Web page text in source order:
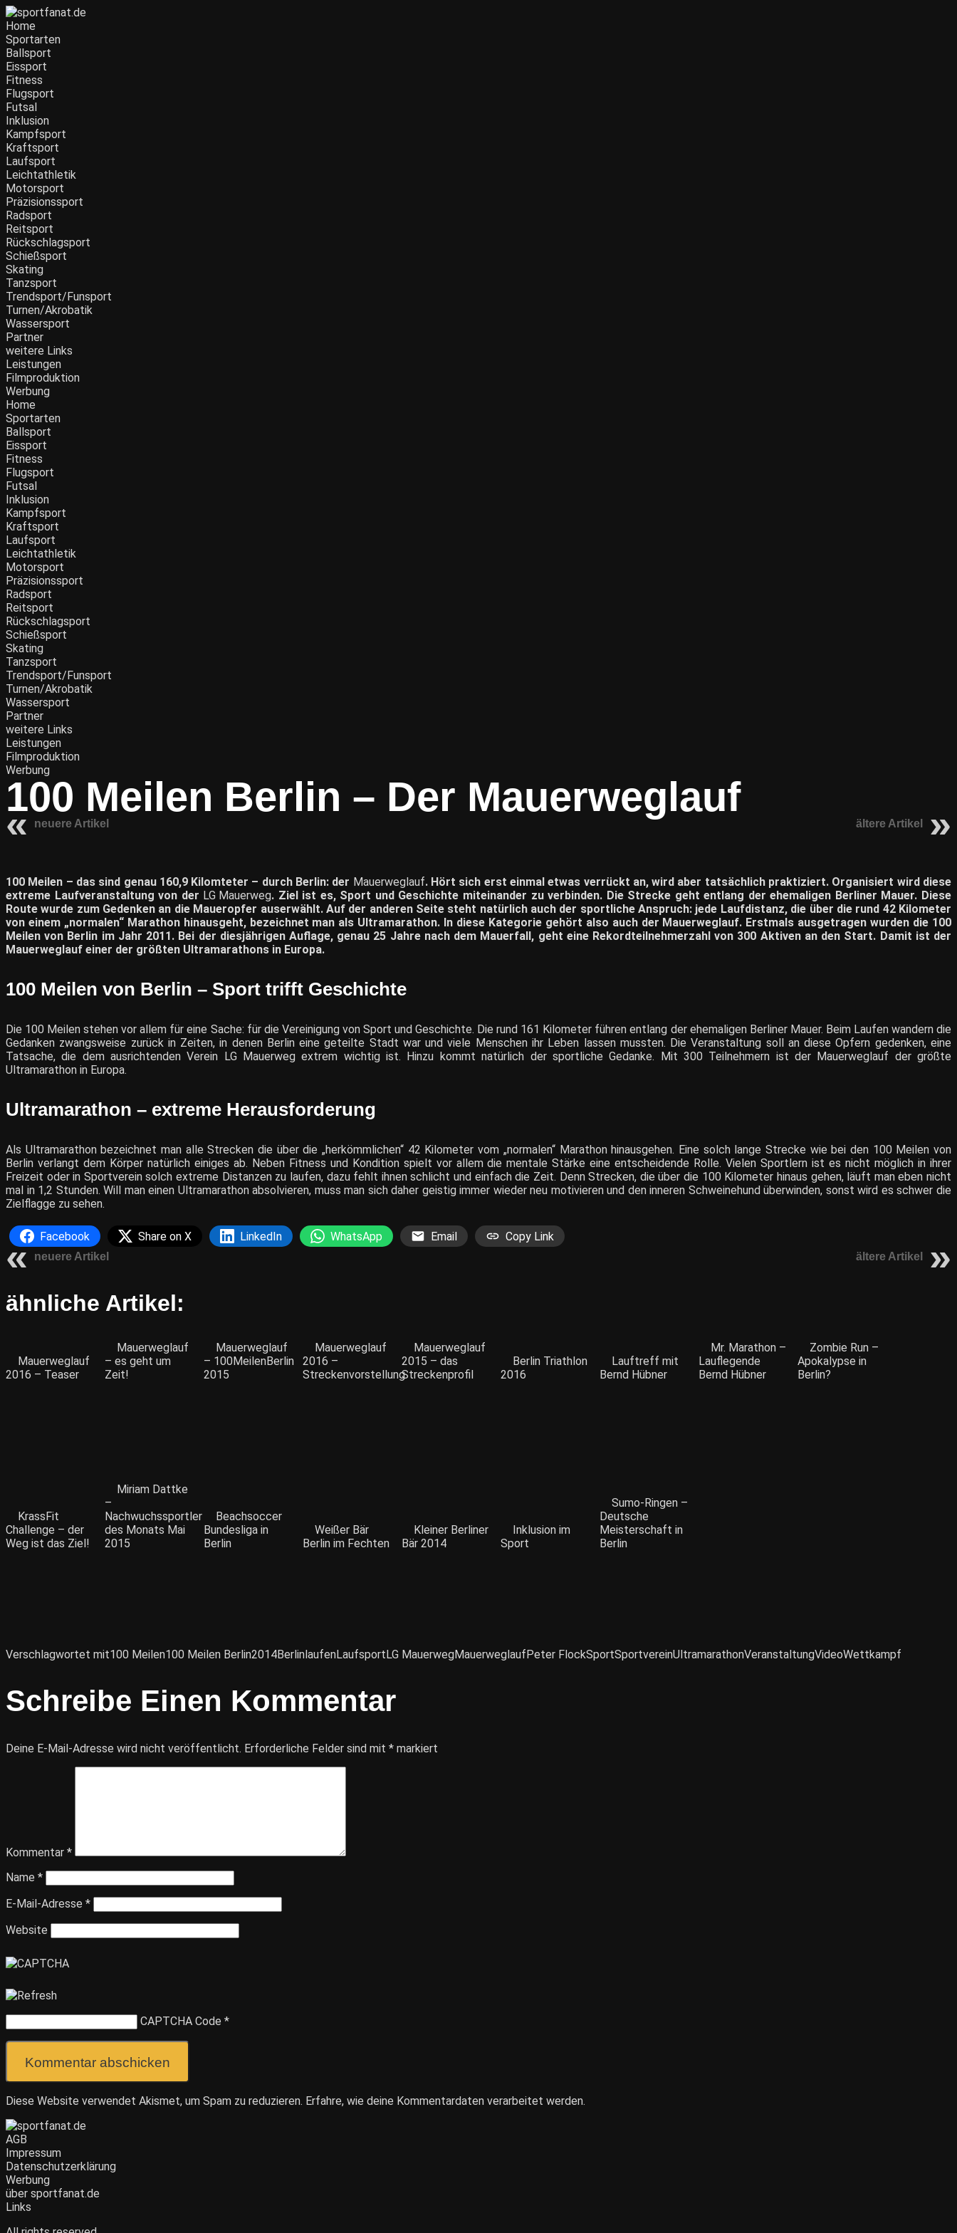
Zum
Inhalt
wechseln
Home
Sportarten
Ballsport
Eissport
Fitness
Flugsport
Futsal
Inklusion
Kampfsport
Kraftsport
Laufsport
Leichtathletik
Motorsport
Präzisionssport
Radsport
Reitsport
Rückschlagsport
Schießsport
Skating
Tanzsport
Trendsport/Funsport
Turnen/Akrobatik
Wassersport
Partner
weitere Links
Leistungen
Filmproduktion
Werbung
Menü
Home
Sportarten
Ballsport
Eissport
Fitness
Flugsport
Futsal
Inklusion
Kampfsport
Kraftsport
Laufsport
Leichtathletik
Motorsport
Präzisionssport
Radsport
Reitsport
Rückschlagsport
Schießsport
Skating
Tanzsport
Trendsport/Funsport
Turnen/Akrobatik
Wassersport
Partner
weitere Links
Leistungen
Filmproduktion
Werbung
100 Meilen Berlin – Der Mauerweglauf
neuere Artikel ältere Artikel
100 Meilen – das sind genau 160,9 Kilomteter – durch Berlin: der Mauerweglauf. Hört sich erst einmal etwas verrückt an, wird aber tatsächlich praktiziert. Organisiert wird diese
extreme Laufveranstaltung von der LG Mauerweg. Ziel ist es, Sport und Geschichte miteinander zu verbinden. Die Strecke geht entlang der ehemaligen Berliner Mauer. Diese
Route wurde zum Gedenken an die Maueropfer auserwählt. Auf der anderen Seite steht natürlich auch der sportliche Anspruch: jede Laufdistanz, die über die rund 42 Kilometer
von einem „normalen“ Marathon hinausgeht, bezeichnet man als Ultramarathon. In diese Kategorie gehört also auch der Mauerweglauf. Erstmals ausgetragen wurden die 100
Meilen von Berlin im Jahr 2011. Bei der diesjährigen Auflage, genau 25 Jahre nach dem Mauerfall, geht eine Rekordteilnehmerzahl von 300 Aktiven an den Start. Damit ist der
Mauerweglauf einer der größten Ultramarathons in Europa.
100 Meilen von Berlin – Sport trifft Geschichte
Die 100 Meilen stehen vor allem für eine Sache: für die Vereinigung von Sport und Geschichte. Die rund 161 Kilometer führen entlang der ehemaligen Berliner Mauer. Beim Laufen wandern die
Gedanken zwangsweise zurück in Zeiten, in denen Berlin eine geteilte Stadt war und viele Menschen ihr Leben lassen mussten. Die Veranstaltung soll an diese Opfern gedenken, eine
Tatsache, die dem ausrichtenden Verein LG Mauerweg extrem wichtig ist. Hinzu kommt natürlich der sportliche Gedanke. Mit 300 Teilnehmern ist der Mauerweglauf der größte
Ultramarathon in Europa.
Ultramarathon – extreme Herausforderung
Als Ultramarathon bezeichnet man alle Strecken die über die „herkömmlichen“ 42 Kilometer vom „normalen“ Marathon hinausgehen. Eine solch lange Strecke wie bei den 100 Meilen von
Berlin verlangt dem Körper natürlich einiges ab. Neben Fitness und Kondition spielt vor allem die mentale Stärke eine entscheidende Rolle. Vielen Sportlern ist es nicht möglich in ihrer
Freizeit oder in Sportverein solch extreme Distanzen zu laufen, dazu fehlt ihnen schlicht und einfach die Zeit. Denn Strecken, die über die 100 Kilometer hinaus gehen, läuft man eben nicht
mal in 1,2 Stunden. Will man einen Ultramarathon absolvieren, muss man sich daher geistig immer wieder neu motivieren und den inneren Schweinehund überwinden, sonst wird es schwer die
Zielflagge zu sehen.
Facebook Share on X LinkedIn WhatsApp Email Copy Link
neuere Artikel ältere Artikel
ähnliche Artikel:
Mauerweglauf
2016 – Teaser
Mauerweglauf
– es geht um
Zeit!
Mauerweglauf
– 100MeilenBerlin
2015
Mauerweglauf
2016 –
Streckenvorstellung
Mauerweglauf
2015 – das
Streckenprofil
Berlin Triathlon
2016
Lauftreff mit
Bernd Hübner
Mr. Marathon –
Lauflegende
Bernd Hübner
Zombie Run –
Apokalypse in
Berlin?
KrassFit
Challenge – der
Weg ist das Ziel!
Miriam Dattke
–
Nachwuchssportler
des Monats Mai
2015
Beachsoccer
Bundesliga in
Berlin
Weißer Bär
Berlin im Fechten
Kleiner Berliner
Bär 2014
Inklusion im
Sport
Sumo-Ringen –
Deutsche
Meisterschaft in
Berlin
Verschlagwortet mit100 Meilen100 Meilen Berlin2014Berlin laufenLaufsport LG MauerwegMauerweglauf Peter FlockSportSportvereinUltramarathonVeranstaltungVideoWettkampf
Schreibe Einen Kommentar
Deine E-Mail-Adresse wird nicht veröffentlicht. Erforderliche Felder sind mit * markiert
Kommentar *
Name *
E-Mail-Adresse *
Website
CAPTCHA Code *
Diese Website verwendet Akismet, um Spam zu reduzieren. Erfahre, wie deine Kommentardaten verarbeitet werden.
AGB
Impressum
Datenschutzerklärung
Werbung
über sportfanat.de
Links